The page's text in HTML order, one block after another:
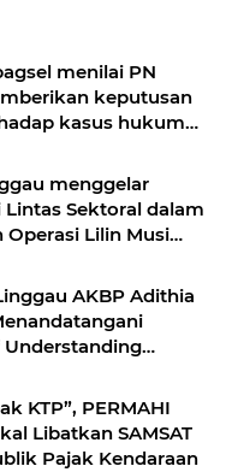
menilai PN
keputusan
kasus hukum
menggelar
Sektoral dalam
Operasi Lilin Musi
AKBP Adithia
KTP”, PERMAHI
Libatkan SAMSAT
Pajak Kendaraan